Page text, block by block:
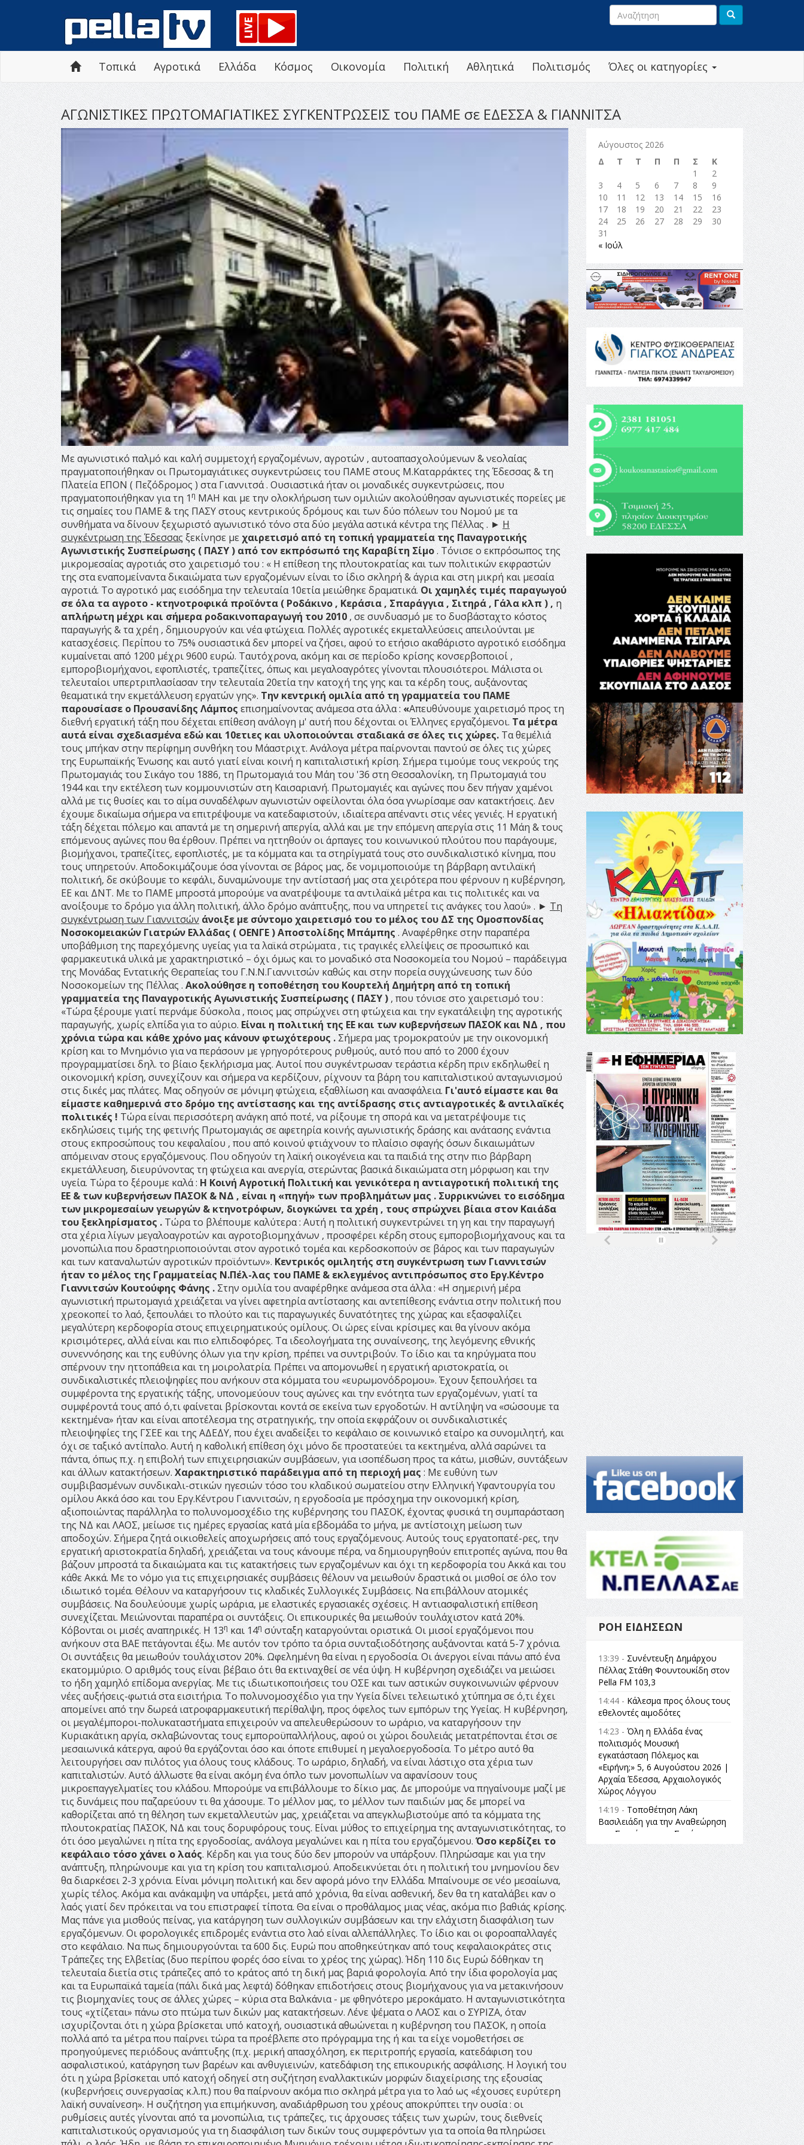
Όλες οι κατηγορίες
Τοπικά Αγροτικά Ελλάδα Κόσμος Οικονομία Πολιτική Αθλητικά Πολιτισμός
ΑΓΩΝΙΣΤΙΚΕΣ ΠΡΩΤΟΜΑΓΙΑΤΙΚΕΣ ΣΥΓΚΕΝΤΡΩΣΕΙΣ του ΠΑΜΕ σε ΕΔΕΣΣΑ & ΓΙΑΝΝΙΤΣΑ
Με αγωνιστικό παλμό και καλή συμμετοχή εργαζομένων, αγροτών , αυτοαπασχολούμενων & νεολαίας
πραγματοποιήθηκαν οι Πρωτομαγιάτικες συγκεντρώσεις του ΠΑΜΕ στους Μ.Καταρράκτες της Έδεσσας & τη
Πλατεία ΕΠΟΝ ( Πεζόδρομος ) στα Γιαννιτσά . Ουσιαστικά ήταν οι μοναδικές συγκεντρώσεις, που
πραγματοποιήθηκαν για τη 1η ΜΑΗ και με την ολοκλήρωση των ομιλιών ακολούθησαν αγωνιστικές πορείες με
τις σημαίες του ΠΑΜΕ & της ΠΑΣΥ στους κεντρικούς δρόμους και των δύο πόλεων του Νομού με τα
συνθήματα να δίνουν ξεχωριστό αγωνιστικό τόνο στα δύο μεγάλα αστικά κέντρα της Πέλλας . ►Η
συγκέντρωση της Έδεσσας ξεκίνησε με χαιρετισμό από τη τοπική γραμματεία της Παναγροτικής
Αγωνιστικής Συσπείρωσης ( ΠΑΣΥ ) από τον εκπρόσωπό της Καραβίτη Σίμο. Τόνισε ο εκπρόσωπος της
μικρομεσαίας αγροτιάς στο χαιρετισμό του : « Η επίθεση της πλουτοκρατίας και των πολιτικών εκφραστών
της στα εναπομείναντα δικαιώματα των εργαζομένων είναι το ίδιο σκληρή & άγρια και στη μικρή και μεσαία
αγροτιά. Το αγροτικό μας εισόδημα την τελευταία 10ετία μειώθηκε δραματικά. Οι χαμηλές τιμές παραγωγού
σε όλα τα αγροτο - κτηνοτροφικά προϊόντα ( Ροδάκινο , Κεράσια , Σπαράγγια , Σιτηρά , Γάλα κλπ ) , η
απλήρωτη μέχρι και σήμερα ροδακινοπαραγωγή του 2010, σε συνδυασμό με το δυσβάσταχτο κόστος
παραγωγής & τα χρέη , δημιουργούν και νέα φτώχεια. Πολλές αγροτικές εκμεταλλεύσεις απειλούνται με
κατασχέσεις. Περίπου το 75% ουσιαστικά δεν μπορεί να ζήσει, αφού το ετήσιο ακαθάριστο αγροτικό εισόδημα
κυμαίνεται από 1200 μέχρι 9600 ευρώ. Ταυτόχρονα, ακόμη και σε περίοδο κρίσης κονσερβοποιοί ,
εμποροβιομήχανοι, εφοπλιστές, τραπεζίτες, όπως και μεγαλοαγρότες γίνονται πλουσιότεροι. Μάλιστα οι
τελευταίοι υπερτριπλασίασαν την τελευταία 20ετία την κατοχή της γης και τα κέρδη τους, αυξάνοντας
θεαματικά την εκμετάλλευση εργατών γης». Την κεντρική ομιλία από τη γραμματεία του ΠΑΜΕ
παρουσίασε ο Προυσανίδης Λάμποςεπισημαίνοντας ανάμεσα στα άλλα : «Απευθύνουμε χαιρετισμό προς τη
διεθνή εργατική τάξη που δέχεται επίθεση ανάλογη μ' αυτή που δέχονται οι Έλληνες εργαζόμενοι.Τα μέτρα
αυτά είναι σχεδιασμένα εδώ και 10ετιες και υλοποιούνται σταδιακά σε όλες τις χώρες.Τα θεμέλιά
τους μπήκαν στην περίφημη συνθήκη του Μάαστριχτ. Ανάλογα μέτρα παίρνονται παντού σε όλες τις χώρες
της Ευρωπαϊκής Ένωσης και αυτό γιατί είναι κοινή η καπιταλιστική κρίση. Σήμερα τιμούμε τους νεκρούς της
Πρωτομαγιάς του Σικάγο του 1886, τη Πρωτομαγιά του Μάη του '36 στη Θεσσαλονίκη, τη Πρωτομαγιά του
1944 και την εκτέλεση των κομμουνιστών στη Καισαριανή. Πρωτομαγιές και αγώνες που δεν πήγαν χαμένοι
αλλά με τις θυσίες και το αίμα συναδέλφων αγωνιστών οφείλονται όλα όσα γνωρίσαμε σαν κατακτήσεις. Δεν
έχουμε δικαίωμα σήμερα να επιτρέψουμε να κατεδαφιστούν, ιδιαίτερα απέναντι στις νέες γενιές. Η εργατική
τάξη δέχεται πόλεμο και απαντά με τη σημερινή απεργία, αλλά και με την επόμενη απεργία στις 11 Μάη & τους
επόμενους αγώνες που θα έρθουν. Πρέπει να ηττηθούν οι άρπαγες του κοινωνικού πλούτου που παράγουμε,
βιομήχανοι, τραπεζίτες, εφοπλιστές, με τα κόμματα και τα στηρίγματά τους στο συνδικαλιστικό κίνημα, που
τους υπηρετούν. Αποδοκιμάζουμε όσα γίνονται σε βάρος μας, δε νομιμοποιούμε τη βάρβαρη αντιλαϊκή
πολιτική, δε σκύβουμε το κεφάλι, δυναμώνουμε την αντίστασή μας στα χειρότερα που φέρνουν η κυβέρνηση,
ΕΕ και ΔΝΤ. Με το ΠΑΜΕ μπροστά μπορούμε να ανατρέψουμε τα αντιλαϊκά μέτρα και τις πολιτικές και να
ανοίξουμε το δρόμο για άλλη πολιτική, άλλο δρόμο ανάπτυξης, που να υπηρετεί τις ανάγκες του λαού» . ► Τη
συγκέντρωση των Γιαννιτσών άνοιξε με σύντομο χαιρετισμό του το μέλος του ΔΣ της Ομοσπονδίας
Νοσοκομειακών Γιατρών Ελλάδας ( ΟΕΝΓΕ ) Αποστολίδης Μπάμπης. Αναφέρθηκε στην παραπέρα
υποβάθμιση της παρεχόμενης υγείας για τα λαϊκά στρώματα , τις τραγικές ελλείψεις σε προσωπικό και
φαρμακευτικά υλικά με χαρακτηριστικό – όχι όμως και το μοναδικό στα Νοσοκομεία του Νομού – παράδειγμα
της Μονάδας Εντατικής Θεραπείας του Γ.Ν.Ν.Γιαννιτσών καθώς και στην πορεία συγχώνευσης των δύο
Νοσοκομείων της Πέλλας . Ακολούθησε η τοποθέτηση του Κουρτελή Δημήτρη από τη τοπική
γραμματεία της Παναγροτικής Αγωνιστικής Συσπείρωσης ( ΠΑΣΥ ), που τόνισε στο χαιρετισμό του :
«Τώρα ξέρουμε γιατί περνάμε δύσκολα , ποιος μας σπρώχνει στη φτώχεια και την εγκατάλειψη της αγροτικής
παραγωγής, χωρίς ελπίδα για το αύριο. Είναι η πολιτική της ΕΕ και των κυβερνήσεων ΠΑΣΟΚ και ΝΔ , που
χρόνια τώρα και κάθε χρόνο μας κάνουν φτωχότερους .Σήμερα μας τρομοκρατούν με την οικονομική
κρίση και το Μνημόνιο για να περάσουν με γρηγορότερους ρυθμούς, αυτό που από το 2000 έχουν
προγραμματίσει δηλ. το βίαιο ξεκλήρισμα μας. Αυτοί που συγκέντρωσαν τεράστια κέρδη πριν εκδηλωθεί η
οικονομική κρίση, συνεχίζουν και σήμερα να κερδίζουν, ρίχνουν τα βάρη του καπιταλιστικού ανταγωνισμού
στις δικές μας πλάτες. Μας οδηγούν σε μόνιμη φτώχεια, εξαθλίωση και ανασφάλεια.Γι'αυτό είμαστε και θα
είμαστε καθημερινά στο δρόμο της αντίστασης και της αντίδρασης στις αντιαγροτικές & αντιλαϊκές
πολιτικές !Τώρα είναι περισσότερη ανάγκη από ποτέ, να ρίξουμε τη σπορά και να μετατρέψουμε τις
εκδηλώσεις τιμής της φετινής Πρωτομαγιάς σε αφετηρία κοινής αγωνιστικής δράσης και ανάτασης ενάντια
στους εκπροσώπους του κεφαλαίου , που από κοινού φτιάχνουν το πλαίσιο σφαγής όσων δικαιωμάτων
απόμειναν στους εργαζόμενους. Που οδηγούν τη λαϊκή οικογένεια και τα παιδιά της στην πιο βάρβαρη
εκμετάλλευση, διευρύνοντας τη φτώχεια και ανεργία, στερώντας βασικά δικαιώματα στη μόρφωση και την
υγεία.Τώρα το ξέρουμε καλά : HΚοινή Αγροτική Πολιτική και γενικότερα η αντιαγροτική πολιτική της
ΕΕ & των κυβερνήσεων ΠΑΣΟΚ & ΝΔ , είναι η «πηγή» των προβλημάτων μας . Συρρικνώνει το εισόδημα
των μικρομεσαίων γεωργών & κτηνοτρόφων, διογκώνει τα χρέη , τους σπρώχνει βίαια στον Καιάδα
του ξεκληρίσματος . Τώρα το βλέπουμε καλύτερα : Αυτή η πολιτική συγκεντρώνει τη γη και την παραγωγή
στα χέρια λίγων μεγαλοαγροτών και αγροτοβιομηχάνων , προσφέρει κέρδη στους εμποροβιομήχανους και τα
μονοπώλια που δραστηριοποιούνται στον αγροτικό τομέα και κερδοσκοπούν σε βάρος και των παραγωγών
και των καταναλωτών αγροτικών προϊόντων».Κεντρικός ομιλητής στη συγκέντρωση των Γιαννιτσών
ήταν το μέλος της Γραμματείας Ν.Πέλ-λας του ΠΑΜΕ & εκλεγμένος αντιπρόσωπος στο Εργ.Κέντρο
Γιαννιτσών Κουτούφης Φάνης . Στην ομιλία του αναφέρθηκε ανάμεσα στα άλλα : «Η σημερινή μέρα
αγωνιστική πρωτομαγιά χρειάζεται να γίνει αφετηρία αντίστασης και αντεπίθεσης ενάντια στην πολιτική που
χρεοκοπεί το λαό, ξεπουλάει το πλούτο και τις παραγωγικές δυνατότητες της χώρας και εξασφαλίζει
μεγαλύτερη κερδοφορία στους επιχειρηματικούς ομίλους. Οι ώρες είναι κρίσιμες και θα γίνουν ακόμα
κρισιμότερες, αλλά είναι και πιο ελπιδοφόρες. Τα ιδεολογήματα της συναίνεσης, της λεγόμενης εθνικής
συνεννόησης και της ευθύνης όλων για την κρίση, πρέπει να συντριβούν. Το ίδιο και τα κηρύγματα που
σπέρνουν την ηττοπάθεια και τη μοιρολατρία. Πρέπει να απομονωθεί η εργατική αριστοκρατία, οι
συνδικαλιστικές πλειοψηφίες που ανήκουν στα κόμματα του «ευρωμονόδρομου». Έχουν ξεπουλήσει τα
συμφέροντα της εργατικής τάξης, υπονομεύουν τους αγώνες και την ενότητα των εργαζομένων, γιατί τα
συμφέροντά τους από ό,τι φαίνεται βρίσκονται κοντά σε εκείνα των εργοδοτών. Η αντίληψη να «σώσουμε τα
κεκτημένα» ήταν και είναι αποτέλεσμα της στρατηγικής, την οποία εκφράζουν οι συνδικαλιστικές
πλειοψηφίες της ΓΣΕΕ και της ΑΔΕΔΥ, που έχει αναδείξει το κεφάλαιο σε κοινωνικό εταίρο κα συνομιλητή, και
όχι σε ταξικό αντίπαλο. Αυτή η καθολική επίθεση όχι μόνο δε προστατεύει τα κεκτημένα, αλλά σαρώνει τα
πάντα, όπως π.χ. η επιβολή των επιχειρησιακών συμβάσεων, για ισοπέδωση προς τα κάτω, μισθών, συντάξεων
και άλλων κατακτήσεων.Χαρακτηριστικό παράδειγμα από τη περιοχή μας : Με ευθύνη των
συμβιβασμένων συνδικαλι-στικών ηγεσιών τόσο του κλαδικού σωματείου στην Ελληνική Υφαντουργία του
ομίλου Ακκά όσο και του Εργ.Κέντρου Γιαννιτσών, η εργοδοσία με πρόσχημα την οικονομική κρίση,
αξιοποιώντας παράλληλα το πολυνομοσχέδιο της κυβέρνησης του ΠΑΣΟΚ, έχοντας φυσικά τη συμπαράσταση
της ΝΔ και ΛΑΟΣ, μείωσε τις ημέρες εργασίας κατά μία εβδομάδα το μήνα, με αντίστοιχη μείωση των
αποδοχών. Σήμερα ζητά οικιοθελείς αποχωρήσεις από τους εργαζόμενους. Αυτούς τους εργατοπατέ-ρες, την
εργατική αριστοκρατία δηλαδή, χρειάζεται να τους κάνουμε πέρα, να δημιουργηθούν επιτροπές αγώνα, που θα
βάζουν μπροστά τα δικαιώματα και τις κατακτήσεις των εργαζομένων και όχι τη κερδοφορία του Ακκά και του
κάθε Ακκά. Με το νόμο για τις επιχειρησιακές συμβάσεις θέλουν να μειωθούν δραστικά οι μισθοί σε όλο τον
ιδιωτικό τομέα. Θέλουν να καταργήσουν τις κλαδικές Συλλογικές Συμβάσεις. Να επιβάλλουν ατομικές
συμβάσεις. Να δουλεύουμε χωρίς ωράρια, με ελαστικές εργασιακές σχέσεις. Η αντιασφαλιστική επίθεση
συνεχίζεται. Μειώνονται παραπέρα οι συντάξεις. Οι επικουρικές θα μειωθούν τουλάχιστον κατά 20%.
Κόβονται οι μισές αναπηρικές. Η 13η και 14η σύνταξη καταργούνται οριστικά. Οι μισοί εργαζόμενοι που
ανήκουν στα ΒΑΕ πετάγονται έξω. Με αυτόν τον τρόπο τα όρια συνταξιοδότησης αυξάνονται κατά 5-7 χρόνια.
Οι συντάξεις θα μειωθούν τουλάχιστον 20%. Ωφελημένη θα είναι η εργοδοσία. Οι άνεργοι είναι πάνω από ένα
εκατομμύριο. Ο αριθμός τους είναι βέβαιο ότι θα εκτιναχθεί σε νέα ύψη. Η κυβέρνηση σχεδιάζει να μειώσει
το ήδη χαμηλό επίδομα ανεργίας. Με τις ιδιωτικοποιήσεις του ΟΣΕ και των αστικών συγκοινωνιών φέρνουν
νέες αυξήσεις-φωτιά στα εισιτήρια. Το πολυνομοσχέδιο για την Υγεία δίνει τελειωτικό χτύπημα σε ό,τι έχει
απομείνει από την δωρεά ιατροφαρμακευτική περίθαλψη, προς όφελος των εμπόρων της Υγείας. Η κυβέρνηση,
οι μεγαλέμποροι-πολυκαταστήματα επιχειρούν να απελευθερώσουν το ωράριο, να καταργήσουν την
Κυριακάτικη αργία, σκλαβώνοντας τους εμποροϋπαλλήλους, αφού οι χώροι δουλειάς μετατρέπονται έτσι σε
μεσαιωνικά κάτεργα, αφού θα εργάζονται όσο και όποτε επιθυμεί η μεγαλοεργοδοσία. Το μέτρο αυτό θα
λειτουργήσει σαν πιλότος για όλους τους κλάδους. Το ωράριο, δηλαδή, να είναι λάστιχο στα χέρια των
καπιταλιστών. Αυτό άλλωστε θα είναι ακόμη ένα όπλο των μονοπωλίων να αφανίσουν τους
μικροεπαγγελματίες του κλάδου. Μπορούμε να επιβάλλουμε το δίκιο μας. Δε μπορούμε να πηγαίνουμε μαζί με
τις δυνάμεις που παζαρεύουν τι θα χάσουμε. Το μέλλον μας, το μέλλον των παιδιών μας δε μπορεί να
καθορίζεται από τη θέληση των εκμεταλλευτών μας, χρειάζεται να απεγκλωβιστούμε από τα κόμματα της
πλουτοκρατίας ΠΑΣΟΚ, ΝΔ και τους δορυφόρους τους. Είναι μύθος το επιχείρημα της ανταγωνιστικότητας, το
ότι όσο μεγαλώνει η πίτα της εργοδοσίας, ανάλογα μεγαλώνει και η πίτα του εργαζόμενου. Όσο κερδίζει το
κεφάλαιο τόσο χάνει ο λαός. Κέρδη και για τους δύο δεν μπορούν να υπάρξουν. Πληρώσαμε και για την
ανάπτυξη, πληρώνουμε και για τη κρίση του καπιταλισμού. Αποδεικνύεται ότι η πολιτική του μνημονίου δεν
θα διαρκέσει 2-3 χρόνια. Είναι μόνιμη πολιτική και δεν αφορά μόνο την Ελλάδα. Μπαίνουμε σε νέο μεσαίωνα,
χωρίς τέλος. Ακόμα και ανάκαμψη να υπάρξει, μετά από χρόνια, θα είναι ασθενική, δεν θα τη καταλάβει καν ο
λαός γιατί δεν πρόκειται να του επιστραφεί τίποτα. Θα είναι ο προθάλαμος μιας νέας, ακόμα πιο βαθιάς κρίσης.
Μας πάνε για μισθούς πείνας, για κατάργηση των συλλογικών συμβάσεων και την ελάχιστη διασφάλιση των
εργαζόμενων. Οι φορολογικές επιδρομές ενάντια στο λαό είναι αλλεπάλληλες. Το ίδιο και οι φοροαπαλλαγές
στο κεφάλαιο. Να πως δημιουργούνται τα 600 δις. Ευρώ που αποθηκεύτηκαν από τους κεφαλαιοκράτες στις
Τράπεζες της Ελβετίας (δυο περίπου φορές όσο είναι το χρέος της χώρας). Ήδη 110 δις Ευρώ δόθηκαν τη
τελευταία διετία στις τράπεζες από το κράτος από τη δική μας βαριά φορολογία. Από την ίδια φορολογία μας
και τα Ευρωπαϊκά ταμεία (πάλι δικά μας λεφτά) δόθηκαν επιδοτήσεις στους βιομήχανους για να μετακινήσουν
τις βιομηχανίες τους σε άλλες χώρες – κύρια στα Βαλκάνια - με φθηνότερο μεροκάματο. Η ανταγωνιστικότητα
τους «χτίζεται» πάνω στο πτώμα των δικών μας κατακτήσεων. Λένε ψέματα ο ΛΑΟΣ και ο ΣΥΡΙΖΑ, όταν
ισχυρίζονται ότι η χώρα βρίσκεται υπό κατοχή, ουσιαστικά αθωώνεται η κυβέρνηση του ΠΑΣΟΚ, η οποία
πολλά από τα μέτρα που παίρνει τώρα τα προέβλεπε στο πρόγραμμα της ή και τα είχε νομοθετήσει σε
προηγούμενες περιόδους ανάπτυξης (π.χ. μερική απασχόληση, εκ περιτροπής εργασία, κατεδάφιση του
ασφαλιστικού, κατάργηση των βαρέων και ανθυγιεινών, κατεδάφιση της επικουρικής ασφάλισης. Η λογική του
ότι η χώρα βρίσκεται υπό κατοχή οδηγεί στη συζήτηση εναλλακτικών μορφών διαχείρισης της εξουσίας
(κυβερνήσεις συνεργασίας κ.λ.π.) που θα παίρνουν ακόμα πιο σκληρά μέτρα για το λαό ως «έχουσες ευρύτερη
λαϊκή συναίνεση». Η συζήτηση για επιμήκυνση, αναδιάρθρωση του χρέους αποκρύπτει την ουσία : οι
ρυθμίσεις αυτές γίνονται από τα μονοπώλια, τις τράπεζες, τις άρχουσες τάξεις των χωρών, τους διεθνείς
καπιταλιστικούς οργανισμούς για τη διασφάλιση των δικών τους συμφερόντων για τα οποία θα πληρώσει
Αύγουστος 2026
Δ
Τ Τ Π Π Σ
Κ
1
2
3
4 5 6 7 8
9
10
11 12 13 14 15
16
17
18 19 20 21 22
23
24
25 26 27 28 29
30
31
« Ιούλ
ΡΟΉ ΕΙΔΉΣΕΩΝ
13:39 - Συνέντευξη Δημάρχου
Πέλλας Στάθη Φουντουκίδη στον
Pella FM 103,3
14:44 - Κάλεσμα προς όλους τους
εθελοντές αιμοδότες
14:23 - Όλη η Ελλάδα ένας
πολιτισμός Μουσική
εγκατάσταση Πόλεμος και
«Ειρήνη;» 5, 6 Αυγούστου 2026 |
Αρχαία Έδεσσα, Αρχαιολογικός
Χώρος Λόγγου
14:19 - Τοποθέτηση Λάκη
Βασιλειάδη για την Αναθεώρηση
του Συντάγματος: «Σε τέτοιες
κορυφαίες θεσμικές διαδικασίες
υπάρχει μόνο η ευθύνη απέναντι
στις επόμενες γενιές»
16:35 -
Το πρόγραμμα του ΠΑΟΚ
στον δεύτερο γύρο του
Champions League!
16:27 -
Όλυμπος: Εντάχθηκε στον
Κατάλογο Παγκόσμιας
Κληρονομιάς της UNESCO –
Ομόφωνη η απόφαση Ο
Όλυμπος αναγνωρίστηκε ως
φυσικό και πολιτιστικό αγαθό
εξέχουσας οικουμενικής αξίας για
την ανθρωπότητα
16:18 -
ΕΝΟΡΙΑΚΕΣ
ΚΑΛΟΚΑΙΡΙΝΕΣ ΔΡΑΣΕΙΣ ΓΙΑ
ΠΑΙΔΙΑ ΣΤΗΝ ΕΔΕΣΣΑ
16:15 -
Εργασίες συντήρησης
οδοφωτισμού στην Ενωτική Οδό
Σίνδου από την Περιφέρεια
Κεντρικής Μακεδονίας
11:36 - Λάκης Βασιλειάδης,
Συνέντευξη PellaFm 103,3 για το